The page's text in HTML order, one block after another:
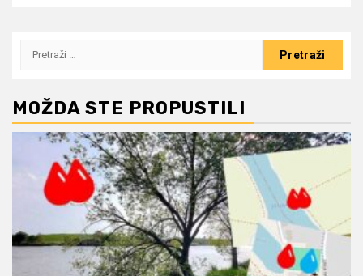
Pretraži:
MOŽDA STE PROPUSTILI